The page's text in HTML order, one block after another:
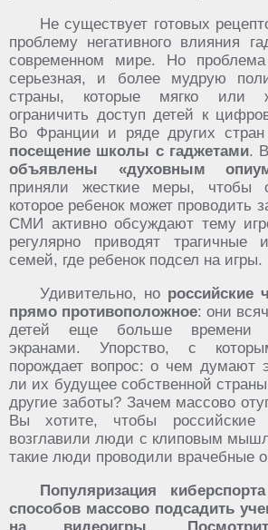
Не существует готовых
проблему негативного влияния
современном мире. Но
серьезная, и более мудрую
страны, которые мягко или
ограничить доступ детей к
Во Франции и ряде других стран
посещение школы с гаджетами.
объявлены «духовным
приняли жесткие меры, чтобы
которое ребенок может проводить
СМИ активно обсуждают тему
регулярно приводят трагичные
семей, где ребенок подсел на игры.
Удивительно, но российские
прямо противоположное: они
детей еще больше времени
экранами. Упорство, с
порождает вопрос: о чем думают
ли их будущее собственной
другие заботы? Зачем массово
Вы хотите, чтобы российские
возглавили люди с клиповым
такие люди проводили врачебные
Популяризация
способов массово подсадить